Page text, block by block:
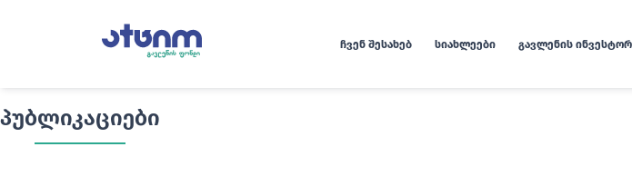
ᲩᲕᲔᲜ ᲨᲔᲡᲐᲮᲔᲑ ᲡᲘᲐᲮᲚᲔᲔᲑᲘ ᲒᲐᲕᲚᲔᲜᲘᲡ
პუბლიკაციები